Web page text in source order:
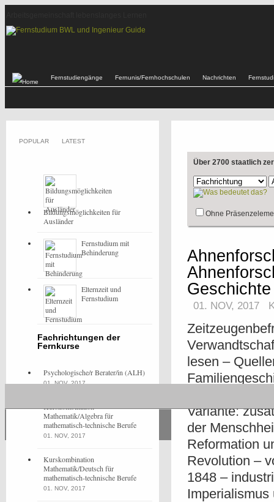
Fernstudiengänge Fernunis/Fernhochschulen Nachrichten
Über 2700 staatlich
Ohne
01. NOV, 2017
lesen –
Variante:
der
Reformation
Revolution –
1848 –
POPULAR LATEST
Bildungsmöglichkeiten für
Ausländer
Fernstudium mit
Behinderung
Elternzeit und
Fernstudium
Fachrichtungen der
Fernkurse
Psychologische/r Berater/in (ALH)
01. NOV, 2017
Kurskombination
Mathematik/Algebra für
mathematisch-technische Berufe
01. NOV, 2017
Kurskombination
Mathematik/Deutsch für
mathematisch-technische Berufe
01. NOV, 2017